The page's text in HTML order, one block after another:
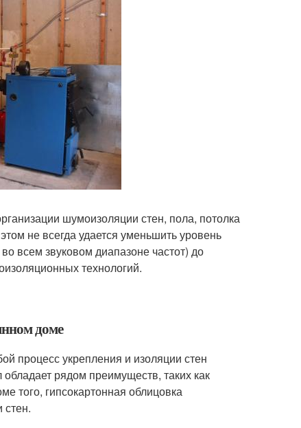
шумоизоляции стен, пола, потолка
не всегда удается уменьшить уровень
всем звуковом диапазоне частот) до
технологий.
доме
процесс укрепления и изоляции стен
рядом преимуществ, таких как
того, гипсокартонная облицовка
стен.